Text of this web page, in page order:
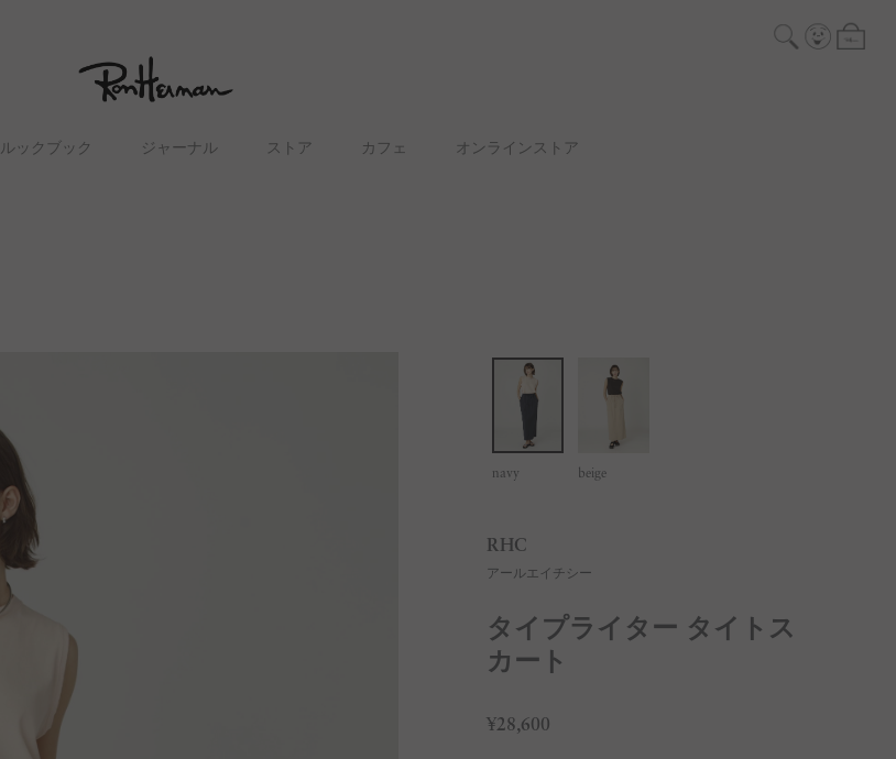
ルックブック ジャーナル ストア カフェ オンラインストア
navy beige
RHC
アールエイチシー
タイプライター タイトス
カート
¥28,600